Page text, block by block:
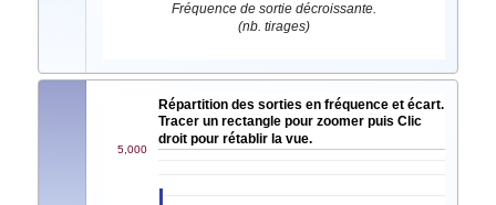
Fréquence de sortie décroissante.
(nb. tirages)
Répartition des sorties en fréquence et écart.
Tracer un rectangle pour zoomer puis Clic
droit pour rétablir la vue.
5,000